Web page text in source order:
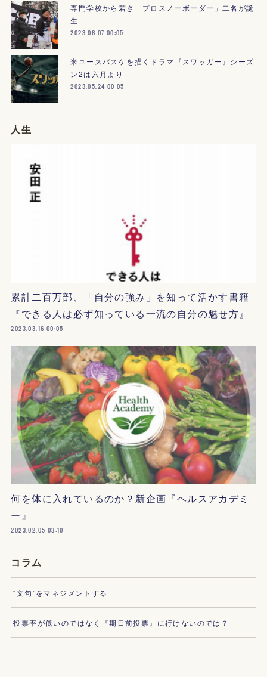
専門学校から若き「プロスノーボーダー」二名が誕
生
2023.06.07 00:05
米ユースバスケを描くドラマ『スワッガー』シーズ
ン2は六月より
2023.05.24 00:05
人生
累計二百万部、「自分の強み」を知って活かす書籍
『できる人は必ず知っている一流の自分の魅せ方』
2023.03.16 00:05
何を体に入れているのか？新企画『ヘルスアカデミ
ー』
2023.02.05 03:10
コラム
“文句”をマネジメントする
投票率が低いのではなく『期日前投票』に行けないのでは？